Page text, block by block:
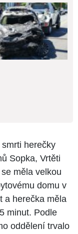
herečky
Sopka, Vrtěti
měla velkou
domu v
a herečka měla
minut. Podle
oddělení trvalo